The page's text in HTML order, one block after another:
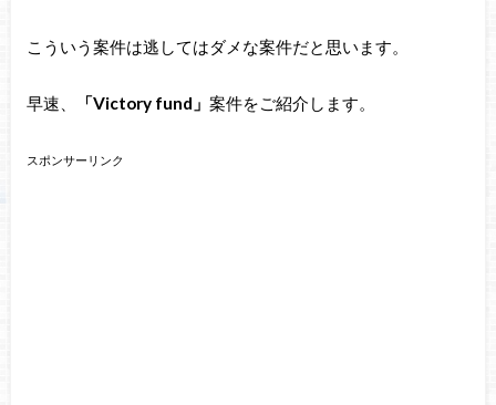
こういう案件は逃してはダメな案件だと思います。
早速、 「Victory fund」 案件をご紹介します。
スポンサーリンク